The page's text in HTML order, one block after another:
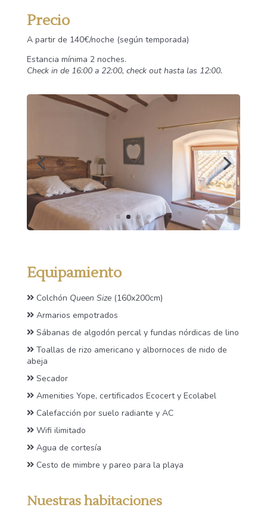
Precio
A partir de 140€/noche (según temporada)
Estancia mínima 2 noches.
Check in de 16:00 a 22:00, check out hasta las 12:00.
Equipamiento
Colchón Queen Size(160x200cm)
Armarios empotrados
Sábanas de algodón percal y fundas nórdicas de lino
Toallas de rizo americano y albornoces de nido de
abeja
Secador
Amenities Yope, certificados Ecocert y Ecolabel
Calefacción por suelo radiante y AC
Wifi ilimitado
Agua de cortesía
Cesto de mimbre y pareo para la playa
Nuestras habitaciones